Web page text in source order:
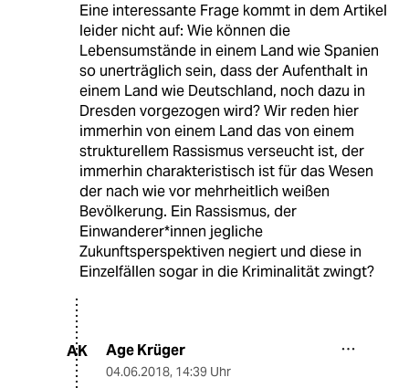
Eine interessante Frage kommt in dem Artikel
leider nicht auf: Wie können die
Lebensumstände in einem Land wie Spanien
so unerträglich sein, dass der Aufenthalt in
einem Land wie Deutschland, noch dazu in
Dresden vorgezogen wird? Wir reden hier
immerhin von einem Land das von einem
strukturellem Rassismus verseucht ist, der
immerhin charakteristisch ist für das Wesen
der nach wie vor mehrheitlich weißen
Bevölkerung. Ein Rassismus, der
Einwanderer*innen jegliche
Zukunftsperspektiven negiert und diese in
Einzelfällen sogar in die Kriminalität zwingt?
AK Age Krüger
04.06.2018, 14:39 Uhr